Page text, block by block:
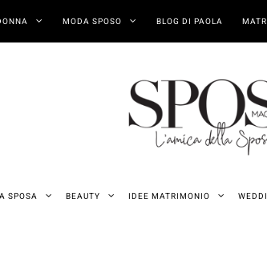
MODA SPOSO BLOG DI PAOLA
SPOSA BEAUTY IDEE MATRIMONIO